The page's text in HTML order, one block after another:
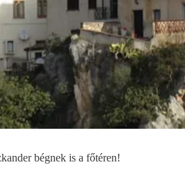
bégnek is a főtéren!